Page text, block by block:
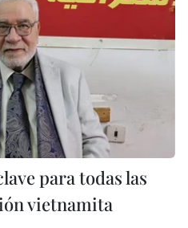
para todas las
vietnamita